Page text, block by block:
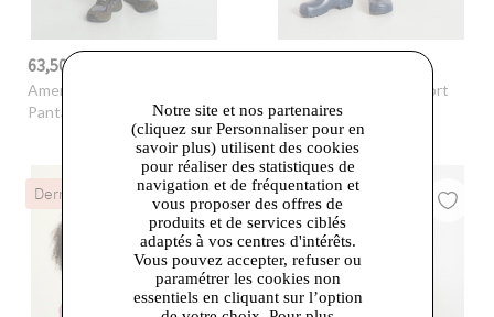
63,50 €
American Vintage
Pantalon femme Padow
- Short
femme Frymow
Dernières Chances Dernières Chances
Notre site et nos partenaires
(cliquez sur Personnaliser pour en
savoir plus) utilisent des cookies
pour réaliser des statistiques de
navigation et de fréquentation et
vous proposer des offres de
produits et de services ciblés
adaptés à vos centres d'intérêts.
Vous pouvez accepter, refuser ou
paramétrer les cookies non
essentiels en cliquant sur l’option